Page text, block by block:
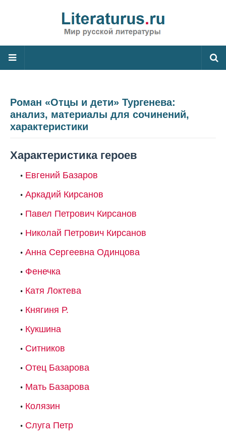
Роман «Отцы и дети» Тургенева:
анализ, материалы для сочинений,
характеристики
Характеристика героев
Евгений Базаров
Аркадий Кирсанов
Павел Петрович Кирсанов
Николай Петрович Кирсанов
Анна Сергеевна Одинцова
Фенечка
Катя Локтева
Княгиня Р.
Кукшина
Ситников
Отец Базарова
Мать Базарова
Колязин
Слуга Петр